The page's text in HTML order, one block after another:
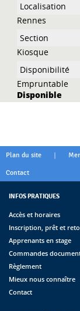
Rennes
Kiosque
Empruntable
Disponible
Plan du site |
Contact
INFOS PRATIQUES
Accès et horaires
Inscription, prêt et
Apprenants en stage
Commandes
Règlement
Mieux nous connaître
Contact